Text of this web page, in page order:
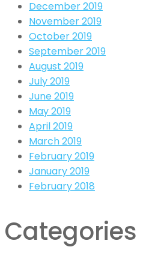
December 2019
November 2019
October 2019
September 2019
August 2019
July 2019
June 2019
May 2019
April 2019
March 2019
February 2019
January 2019
February 2018
Categories